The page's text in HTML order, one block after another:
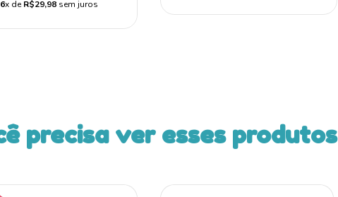
6x deR$29,98 sem juros
precisa ver esses produtos